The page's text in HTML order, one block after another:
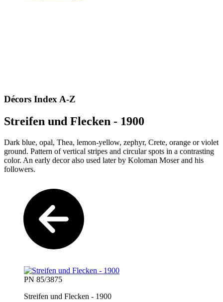
Décors Index A-Z
Streifen und Flecken - 1900
Dark blue, opal, Thea, lemon-yellow, zephyr, Crete, orange or violet
ground. Pattern of vertical stripes and circular spots in a contrasting
color. An early decor also used later by Koloman Moser and his
followers.
PN 85/3875
Streifen und Flecken - 1900